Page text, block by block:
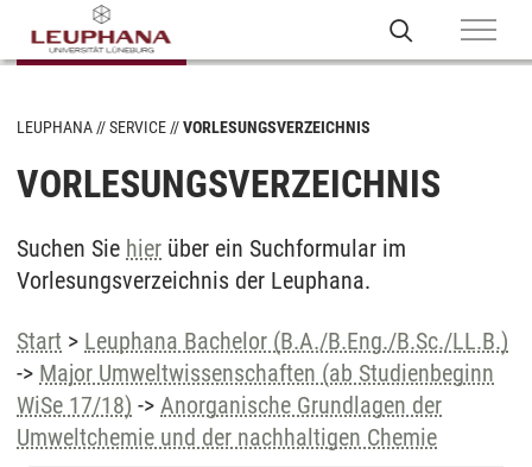
LEUPHANA SERVICE VORLESUNGSVERZEICHNIS
VORLESUNGSVERZEICHNIS
Suchen Sie hier über ein Suchformular im
Vorlesungsverzeichnis der Leuphana.
Start > Leuphana Bachelor (B.A./B.Eng./B.Sc./LL.B.)
-> Major Umweltwissenschaften (ab Studienbeginn
WiSe 17/18) -> Anorganische Grundlagen der
Umweltchemie und der nachhaltigen Chemie